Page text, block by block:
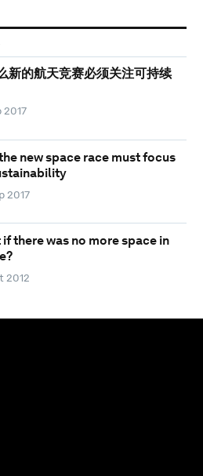
新的航天竞赛必须关注可持续
2017
new space race must focus
2017
if there was no more space in
2012